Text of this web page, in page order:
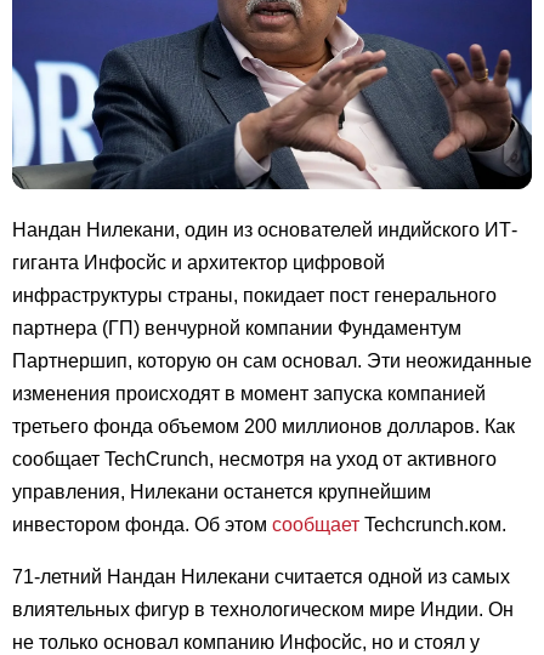
Нандан Нилекани, один из основателей индийского ИТ-
гиганта Инфосйс и архитектор цифровой
инфраструктуры страны, покидает пост генерального
партнера (ГП) венчурной компании Фундаментум
Партнершип, которую он сам основал. Эти неожиданные
изменения происходят в момент запуска компанией
третьего фонда объемом 200 миллионов долларов. Как
сообщает TechCrunch, несмотря на уход от активного
управления, Нилекани останется крупнейшим
инвестором фонда. Об этом сообщает Techcrunch.ком.
71-летний Нандан Нилекани считается одной из самых
влиятельных фигур в технологическом мире Индии. Он
не только основал компанию Инфосйс, но и стоял у